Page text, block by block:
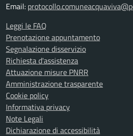
Email:
Leggi le FAQ
Prenotazione appuntamento
Segnalazione disservizio
Richiesta d'assistenza
Attuazione misure PNRR
Amministrazione trasparente
Cookie policy
Informativa privacy
Note Legali
Dichiarazione di accessibilità